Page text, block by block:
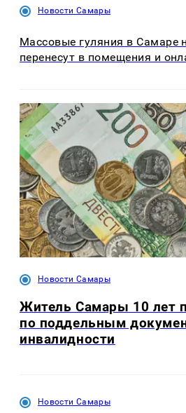
Новости Самары
Массовые гуляния в Самаре
перенесут в помещения и
Новости Самары
Житель Самары 10 лет
по поддельным
инвалидности
Новости Самары